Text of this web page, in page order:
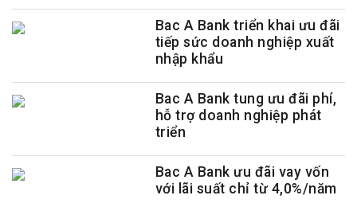
Bac A Bank triển khai ưu đãi
tiếp sức doanh nghiệp xuất
nhập khẩu
Bac A Bank tung ưu đãi phí,
hỗ trợ doanh nghiệp phát
triển
Bac A Bank ưu đãi vay vốn
với lãi suất chỉ từ 4,0%/năm